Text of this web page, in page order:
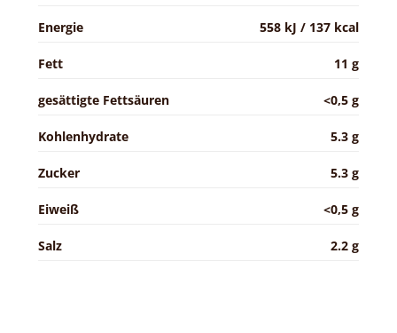
Energie 558 kJ / 137 kcal
Fett 11 g
gesättigte Fettsäuren <0,5 g
Kohlenhydrate 5.3 g
Zucker 5.3 g
Eiweiß <0,5 g
Salz 2.2 g